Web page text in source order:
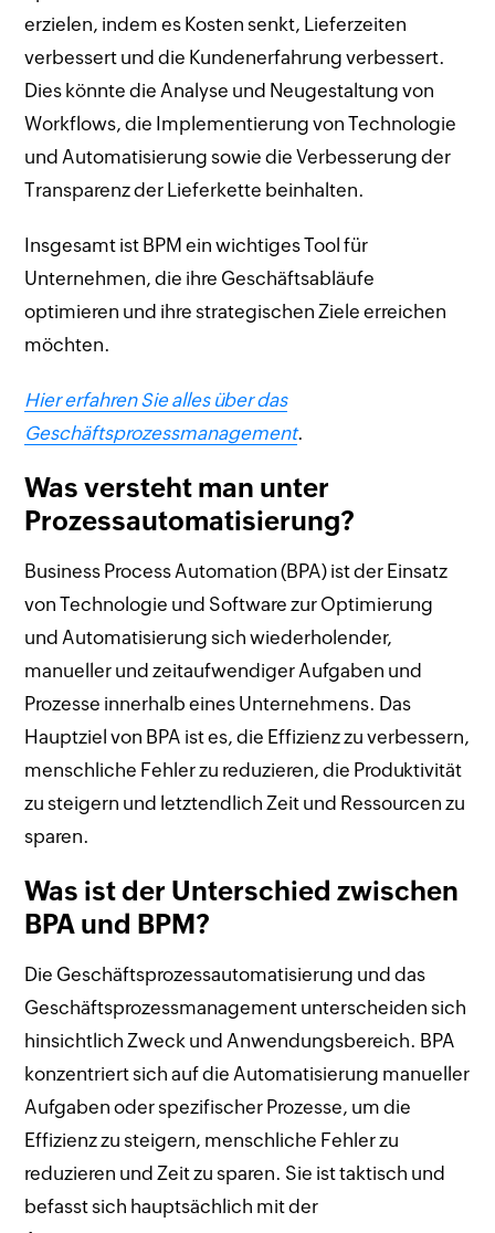
erzielen, indem es Kosten senkt, Lieferzeiten
verbessert und die Kundenerfahrung verbessert.
Dies könnte die Analyse und Neugestaltung von
Workflows, die Implementierung von Technologie
und Automatisierung sowie die Verbesserung der
Transparenz der Lieferkette beinhalten.
Insgesamt ist BPM ein wichtiges Tool für
Unternehmen, die ihre Geschäftsabläufe
optimieren und ihre strategischen Ziele erreichen
möchten.
Hier erfahren Sie alles über das
Geschäftsprozessmanagement.
Was versteht man unter
Prozessautomatisierung?
Business Process Automation (BPA) ist der Einsatz
von Technologie und Software zur Optimierung
und Automatisierung sich wiederholender,
manueller und zeitaufwendiger Aufgaben und
Prozesse innerhalb eines Unternehmens. Das
Hauptziel von BPA ist es, die Effizienz zu verbessern,
menschliche Fehler zu reduzieren, die Produktivität
zu steigern und letztendlich Zeit und Ressourcen zu
sparen.
Was ist der Unterschied zwischen
BPA und BPM?
Die Geschäftsprozessautomatisierung und das
Geschäftsprozessmanagement unterscheiden sich
hinsichtlich Zweck und Anwendungsbereich. BPA
konzentriert sich auf die Automatisierung manueller
Aufgaben oder spezifischer Prozesse, um die
Effizienz zu steigern, menschliche Fehler zu
reduzieren und Zeit zu sparen. Sie ist taktisch und
befasst sich hauptsächlich mit der